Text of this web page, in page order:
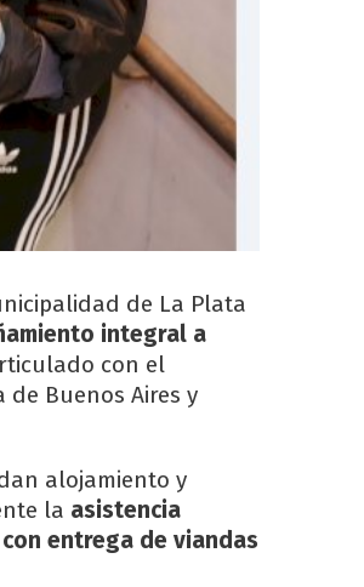
de La Plata
integral a
con el
Buenos Aires y
alojamiento y
la asistencia
entrega de viandas